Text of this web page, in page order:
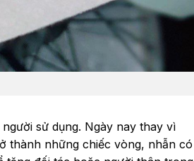
sử dụng. Ngày nay thay vì
thành những chiếc vòng, nhẫn có